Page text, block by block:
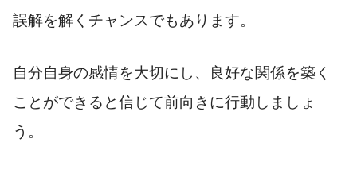
誤解を解くチャンスでもあります。
自分自身の感情を大切にし、良好な関係を築く
ことができると信じて前向きに行動しましょ
う。